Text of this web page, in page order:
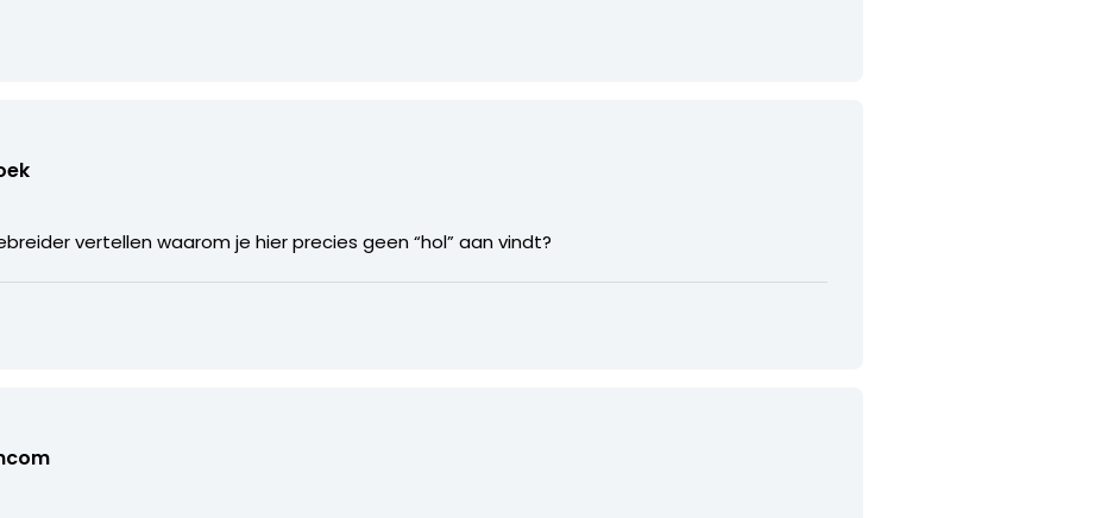
vertellen waarom je hier precies geen “hol” aan vindt?